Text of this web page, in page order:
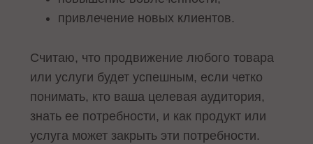
привлечение новых клиентов.
Считаю, что продвижение любого товара
или услуги будет успешным, если четко
понимать, кто ваша целевая аудитория,
знать ее потребности, и как продукт или
услуга может закрыть эти потребности.